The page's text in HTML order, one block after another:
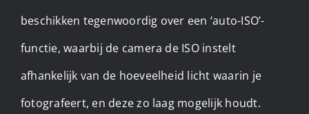
beschikken tegenwoordig over een ‘auto-ISO’-
functie, waarbij de camera de ISO instelt
afhankelijk van de hoeveelheid licht waarin je
fotografeert, en deze zo laag mogelijk houdt.